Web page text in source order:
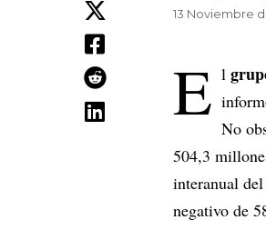
13 Noviembre
E l
No
504,3
interanual
negativo de